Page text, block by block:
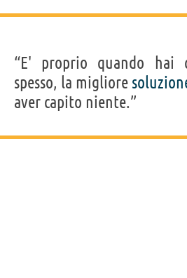
“E' proprio quando hai
spesso, la migliore
aver capito niente.”